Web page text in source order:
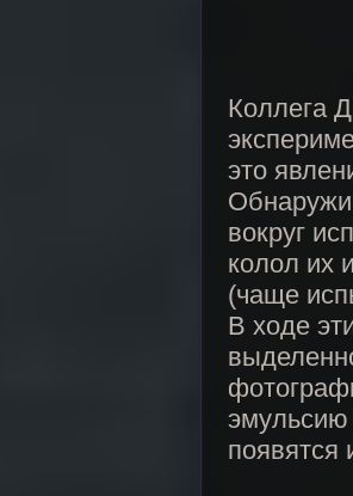
Коллега
это
вокруг
колол их
(чаще
В ходе
эмульсию
появятся